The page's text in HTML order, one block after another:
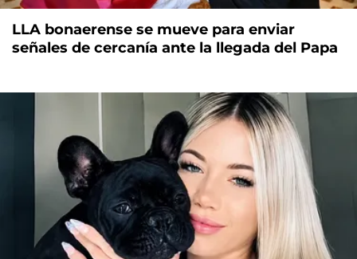
LLA bonaerense se mueve para enviar
señales de cercanía ante la llegada del Papa